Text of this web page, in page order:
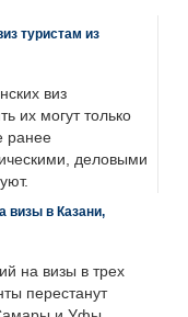
туристам из
виз
их могут только
ранее
деловыми
визы в Казани,
на визы в трех
перестанут